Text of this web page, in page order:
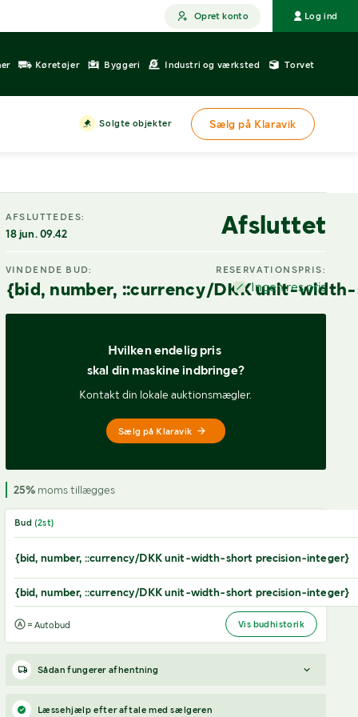
Opret konto Log ind
Køretøjer Byggeri Industri og værksted Torvet
Solgte objekter Sælg på Klaravik
AFSLUTTEDES:
18 jun. 09.42 Afsluttet
VINDENDE BUD:
{bid, number, ::currency/DKK unit-
RESERVATIONSPRIS:
Ingen res.pris
Hvilken endelig pris
skal din maskine indbringe?
Kontakt din lokale auktionsmægler.
Sælg på Klaravik
25%moms tillægges
Bud (2st)
{bid, number, ::currency/DKK unit-width-short precision-integer}
{bid, number, ::currency/DKK unit-width-short precision-integer}
= Autobud Vis budhistorik
Sådan fungerer afhentning
Varen forbliver hos sælgeren, indtil køberen har betalt for
Læssehjælp efter aftale med sælgeren